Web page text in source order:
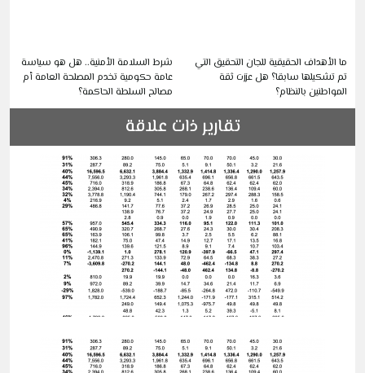
ما الأهداف الحقيقية للجان التحقيق التي
تم تشكيلها سابقا؟ هل عززت ثقة
المواطنين بالنظام؟
شرط السلامة الأمنية.. هل هو سياسة
عامة حكومية تخدم المصلحة العامة أم
مصالح السلطة الحاكمة؟
تقارير ذات علاقة